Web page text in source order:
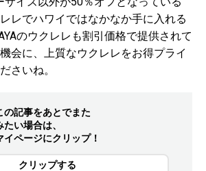
レでハワイではなかなか手に入れる
のウクレレも割引価格で提供されて
会に、上質なウクレレをお得プライ
さいね。
の記事をあとでまた
たい場合は、
イページにクリップ！
クリップする